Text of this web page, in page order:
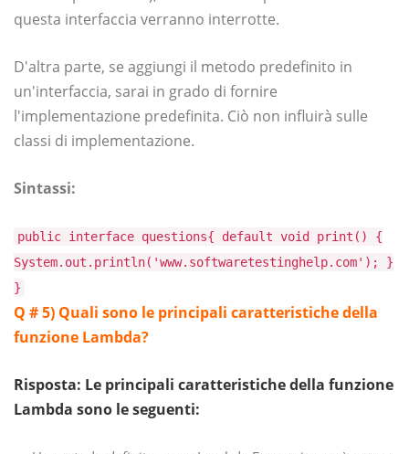
questa interfaccia verranno interrotte.
D'altra parte, se aggiungi il metodo predefinito in
un'interfaccia, sarai in grado di fornire
l'implementazione predefinita. Ciò non influirà sulle
classi di implementazione.
Sintassi:
public interface questions{ default void print() {
System.out.println('www.softwaretestinghelp.com'); }
}
Q # 5) Quali sono le principali caratteristiche della
funzione Lambda?
Risposta: Le principali caratteristiche della funzione
Lambda sono le seguenti: